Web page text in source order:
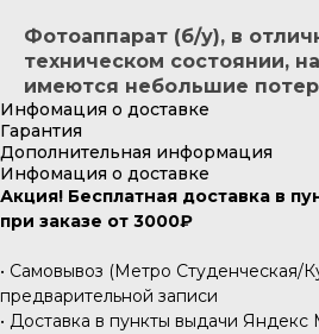
Фотоаппарат (б/у), в
техническом состоянии,
имеются небольшие
Инфомация о доставке
Гарантия
Дополнительная информация
Инфомация о доставке
Акция! Бесплатная доставка в
при заказе от 3000₽
• Самовывоз (Метро Студенческая/
предварительной записи
• Доставка в пункты выдачи Яндекс